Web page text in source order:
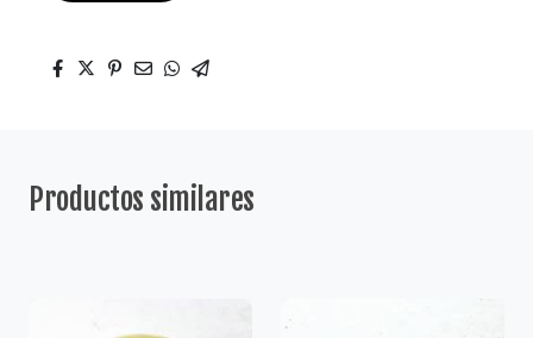
Productos similares